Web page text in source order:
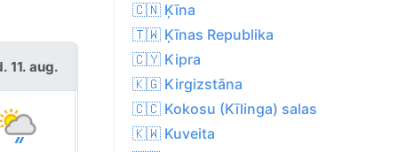
11. aug. trešd. 12. aug.
🇨🇳 Ķīna
🇹🇼 Ķīnas Republika
🇨🇾 Kipra
🇰🇬 Kirgizstāna
🇨🇨 Kokosu (Kīlinga) salas
🇰🇼 Kuveita